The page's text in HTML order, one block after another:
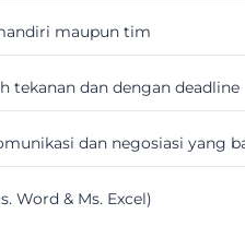
maupun tim
tekanan dan dengan deadline
dan negosiasi yang
Word & Ms. Excel)